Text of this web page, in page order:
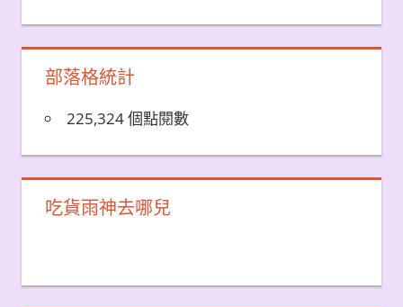
部落格統計
225,324 個點閱數
吃貨雨神去哪兒